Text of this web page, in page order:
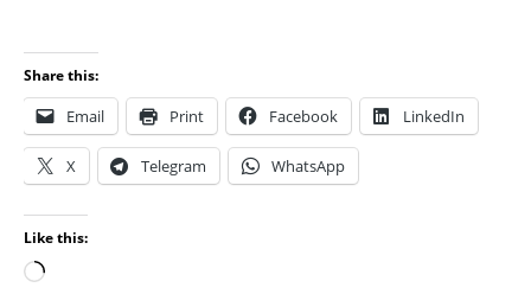
Share this:
Email Print Facebook LinkedIn
X Telegram WhatsApp
Like this: